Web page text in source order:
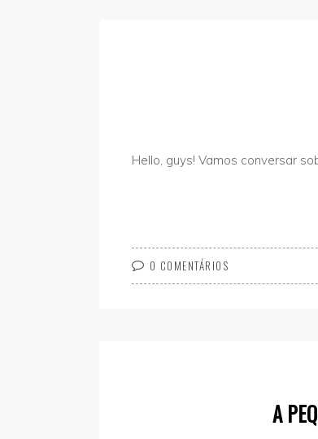
Hello, guys! Vamos conversar
0 COMENTÁRIOS
A